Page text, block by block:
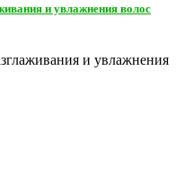
и увлажнения волос
и увлажнения